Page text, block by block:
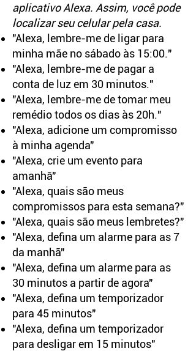
aplicativo Alexa. Assim, você pode
localizar seu celular pela casa.
"Alexa, lembre-me de ligar para
minha mãe no sábado às 15:00."
"Alexa, lembre-me de pagar a
conta de luz em 30 minutos."
"Alexa, lembre-me de tomar meu
remédio todos os dias às 20h."
"Alexa, adicione um compromisso
à minha agenda"
"Alexa, crie um evento para
amanhã"
"Alexa, quais são meus
compromissos para esta semana?"
"Alexa, quais são meus lembretes?"
"Alexa, defina um alarme para as 7
da manhã"
"Alexa, defina um alarme para as
30 minutos a partir de agora"
"Alexa, defina um temporizador
para 45 minutos"
"Alexa, defina um temporizador
para desligar em 15 minutos"